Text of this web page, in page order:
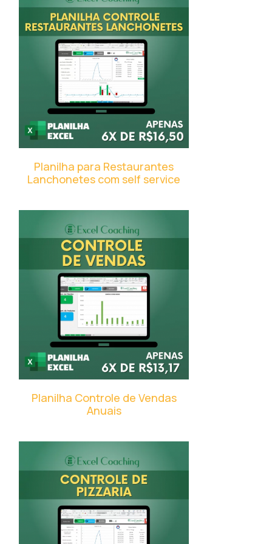
Planilha para Restaurantes
Lanchonetes com self service
Planilha Controle de Vendas
Anuais